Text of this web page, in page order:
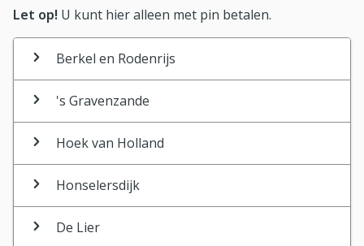
Let op! U kunt hier alleen met pin betalen.
Berkel en Rodenrijs
's Gravenzande
Hoek van Holland
Honselersdijk
De Lier